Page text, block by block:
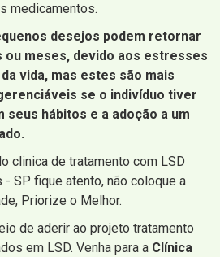
medicamentos.
desejos podem retornar
ou meses, devido aos estresses
vida, mas estes são mais
​​se o indivíduo tiver
seus hábitos e a adoção a um
clinica de tratamento com LSD
SP fique atento, não coloque a
Priorize o Melhor.
de aderir ao projeto tratamento
em LSD. Venha para a Clínica